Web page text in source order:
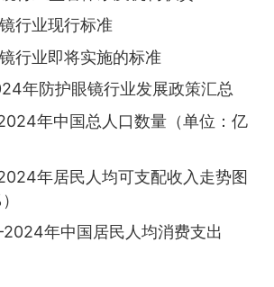
行业现行标准
行业即将实施的标准
年防护眼镜行业发展政策汇总
年中国总人口数量（单位：亿
年居民人均可支配收入走势图
年中国居民人均消费支出